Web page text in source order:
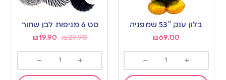
wishlist
בלון ענק 53″ שמפניה
₪69.00
+
-
Add
to
סט 6 מניפות לבן שחור
₪29.90
₪19.90
+
-